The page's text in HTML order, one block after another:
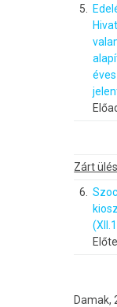
5.
Zárt
6.
Damak,